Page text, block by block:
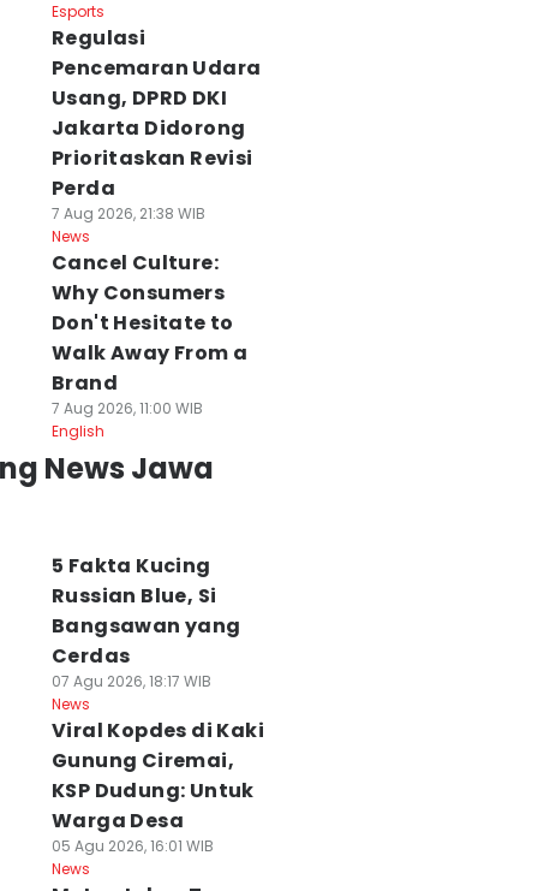
Esports
Regulasi
Pencemaran Udara
Usang, DPRD DKI
Jakarta Didorong
Prioritaskan Revisi
Perda
7 Aug 2026, 21:38 WIB
News
Cancel Culture:
Why Consumers
Don't Hesitate to
Walk Away From a
Brand
7 Aug 2026, 11:00 WIB
English
News Jawa
5 Fakta Kucing
Russian Blue, Si
Bangsawan yang
Cerdas
07 Agu 2026, 18:17 WIB
News
Viral Kopdes di Kaki
Gunung Ciremai,
KSP Dudung: Untuk
Warga Desa
05 Agu 2026, 16:01 WIB
News